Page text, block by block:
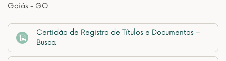
Goiás - GO
Certidão de Registro de Títulos e Documentos –
Busca